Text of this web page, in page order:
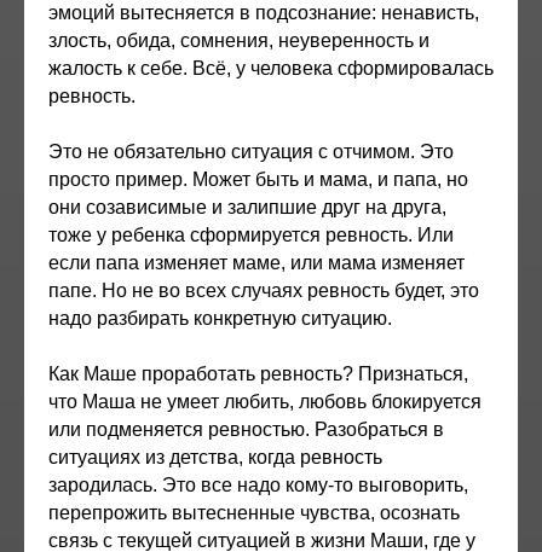
эмоций вытесняется в подсознание: ненависть,
злость, обида, сомнения, неуверенность и
жалость к себе. Всё, у человека сформировалась
ревность.
Это не обязательно ситуация с отчимом. Это
просто пример. Может быть и мама, и папа, но
они созависимые и залипшие друг на друга,
тоже у ребенка сформируется ревность. Или
если папа изменяет маме, или мама изменяет
папе. Но не во всех случаях ревность будет, это
надо разбирать конкретную ситуацию.
Как Маше проработать ревность? Признаться,
что Маша не умеет любить, любовь блокируется
или подменяется ревностью. Разобраться в
ситуациях из детства, когда ревность
зародилась. Это все надо кому-то выговорить,
перепрожить вытесненные чувства, осознать
связь с текущей ситуацией в жизни Маши, где у